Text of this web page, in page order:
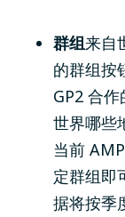
群组来自
的群组按
GP2 合
世界哪些
当前
定群组即
据将按季